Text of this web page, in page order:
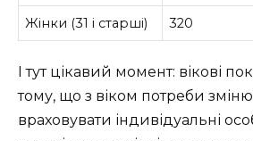
Жінки (31 і старші) 320
І тут цікавий момент: вікові
тому, що з віком потреби
враховувати індивідуальні